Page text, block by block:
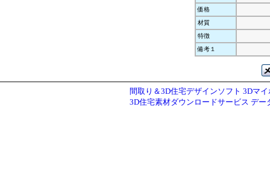
価格
材質
特徴
備考１
間取り＆3D住宅デザインソフト 3Dマ
3D住宅素材ダウンロードサービス デー